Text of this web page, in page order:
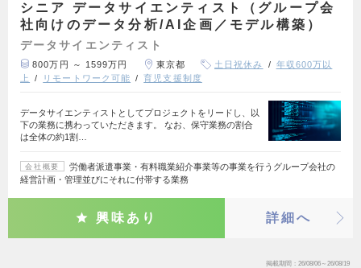
シニア データサイエンティスト（グループ会
社向けのデータ分析/AI企画／モデル構築）
データサイエンティスト
800万円 ～ 1599万円 東京都 土日祝休み
年収600万以
上
リモートワーク可能 育児支援制度
データサイエンティストとしてプロジェクトをリードし、以
下の業務に携わっていただきます。 なお、保守業務の割合
は全体の約1割…
会社概要
労働者派遣事業・有料職業紹介事業等の事業を行うグループ会社の
経営計画・管理並びにそれに付帯する業務
興味あり 詳細へ
掲載期間 26/08/06～26/08/19